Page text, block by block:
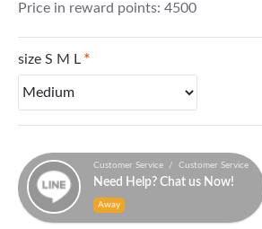
Price in reward points: 4500
size S M L
Customer Service / Customer Service
Need Help? Chat us Now!
Away